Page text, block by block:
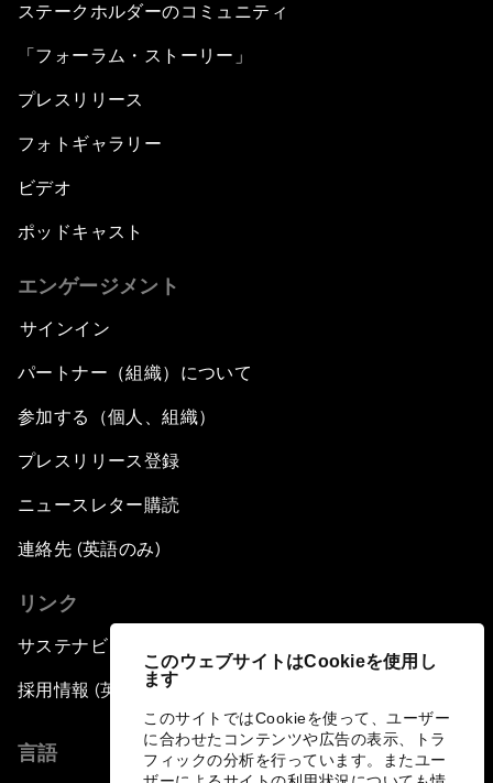
このウェブサイトはCookieを使用し
ます
このサイトではCookieを使って、ユーザー
に合わせたコンテンツや広告の表示、トラ
フィックの分析を行っています。またユー
ステークホルダーのコミュニティ
「フォーラム・ストーリー」
プレスリリース
フォトギャラリー
ビデオ
ポッドキャスト
エンゲージメント
サインイン
パートナー（組織）について
参加する（個人、組織）
プレスリリース登録
ニュースレター購読
連絡先 (英語のみ)
リンク
サステナビリティへの取り組み
採用情報 (英語のみ)
言語